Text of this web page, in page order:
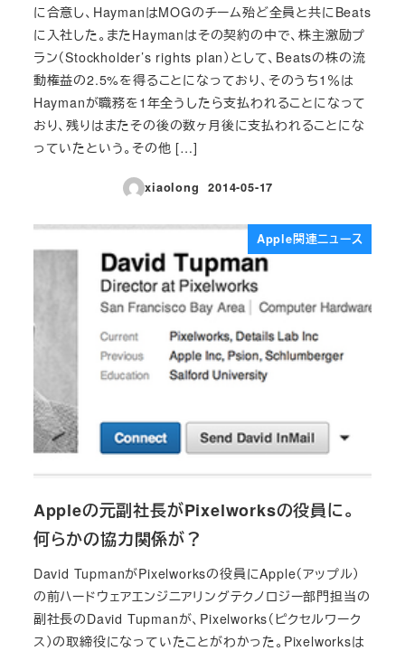
に合意し、HaymanはMOGのチーム殆ど全員と共にBeats
に入社した。またHaymanはその契約の中で、株主激励プ
ラン（Stockholder’s rights plan）として、Beatsの株の流
動権益の2.5%を得ることになっており、そのうち1％は
Haymanが職務を1年全うしたら支払われることになって
おり、残りはまたその後の数ヶ月後に支払われることにな
っていたという。その他 […]
xiaolong
投稿日
2014-05-17
Apple関連ニュース
Appleの元副社長がPixelworksの役員に。
何らかの協力関係が？
David TupmanがPixelworksの役員にApple（アップル）
の前ハードウェアエンジニアリングテクノロジー部門担当の
副社長のDavid Tupmanが、Pixelworks（ピクセルワーク
ス）の取締役になっていたことがわかった。Pixelworksは